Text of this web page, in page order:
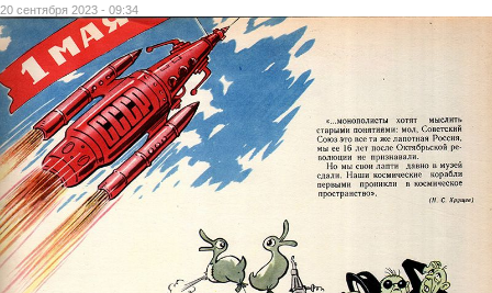
20 сентября 2023 - 09:34